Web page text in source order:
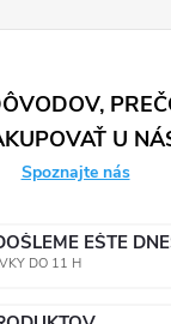
U
Spoznajte nás
EŠTE
DO 11 H